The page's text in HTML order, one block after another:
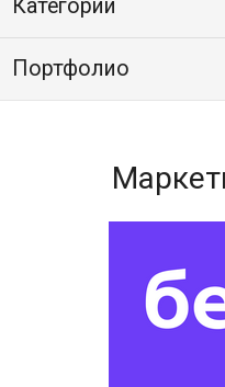
Категории
Портфолио